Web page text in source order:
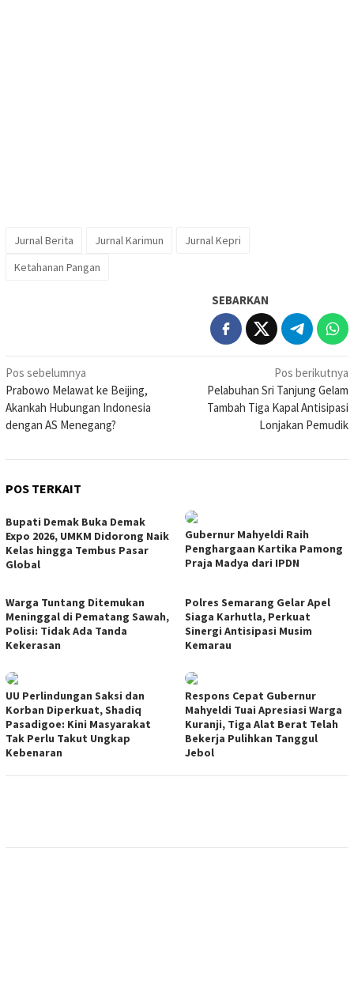
Jurnal Berita Jurnal Karimun
Jurnal Kepri
Ketahanan Pangan
SEBARKAN
Navigasi
pos
Pos sebelumnya
Prabowo Melawat ke Beijing,
Akankah Hubungan Indonesia
dengan AS Menegang?
Pos berikutnya
Pelabuhan Sri Tanjung Gelam
Tambah Tiga Kapal Antisipasi
Lonjakan Pemudik
POS TERKAIT
Bupati Demak Buka Demak
Expo 2026, UMKM Didorong Naik
Kelas hingga Tembus Pasar
Global
Gubernur Mahyeldi Raih
Penghargaan Kartika Pamong
Praja Madya dari IPDN
Warga Tuntang Ditemukan
Meninggal di Pematang Sawah,
Polisi: Tidak Ada Tanda
Kekerasan
Polres Semarang Gelar Apel
Siaga Karhutla, Perkuat
Sinergi Antisipasi Musim
Kemarau
UU Perlindungan Saksi dan
Korban Diperkuat, Shadiq
Pasadigoe: Kini Masyarakat
Tak Perlu Takut Ungkap
Kebenaran
Respons Cepat Gubernur
Mahyeldi Tuai Apresiasi Warga
Kuranji, Tiga Alat Berat Telah
Bekerja Pulihkan Tanggul
Jebol